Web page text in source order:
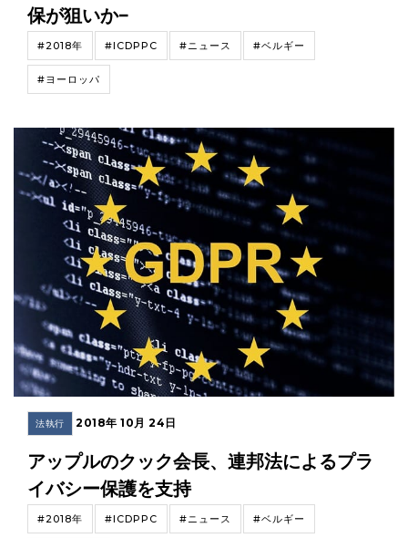
保が狙いか−
#2018年 #ICDPPC #ニュース #ベルギー
#ヨーロッパ
法執行 2018年 10月 24日
アップルのクック会長、連邦法によるプラ
イバシー保護を支持
#2018年 #ICDPPC #ニュース #ベルギー